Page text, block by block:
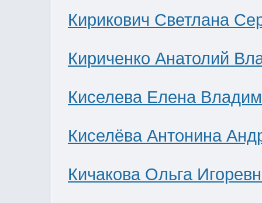
Кирикович Светлана
Кириченко Анатолий
Киселева Елена
Киселёва Антонина
Кичакова Ольга